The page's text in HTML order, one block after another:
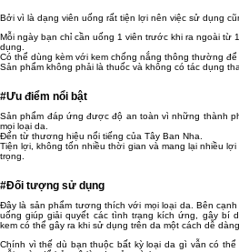
Bởi vì là dạng viên uống rất tiện lợi nên việc sử dụng
Mỗi ngày bạn chỉ cần uống 1 viên trước khi ra ngoài từ
dụng.
Có thể dùng kèm với kem chống nắng thông thường
Sản phẩm không phải là thuốc và không có tác dụng
#Ưu điểm nổi bật
Sản phẩm đáp ứng được độ an toàn vì những thành
mọi loại da.
Đến từ thương hiệu nổi tiếng của Tây Ban Nha.
Tiện lợi, không tốn nhiều thời gian và mang lại nhiều
trọng.
#Đối tượng sử dụng
Đây là sản phẩm tương thích với mọi loại da. Bên
uống giúp giải quyết các tình trạng kích ứng, gây bí
kem có thể gây ra khi sử dụng trên da một cách dễ dàng.
Chính vì thế dù bạn thuộc bất kỳ loại da gì vẫn có thể